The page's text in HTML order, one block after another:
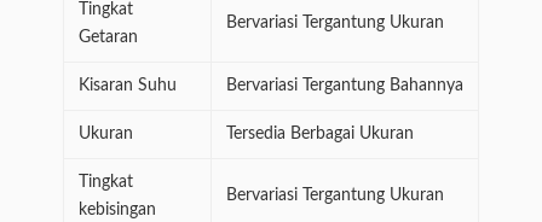
Tingkat
Getaran
Bervariasi Tergantung Ukuran
Kisaran Suhu Bervariasi Tergantung Bahannya
Ukuran Tersedia Berbagai Ukuran
Tingkat
kebisingan
Bervariasi Tergantung Ukuran